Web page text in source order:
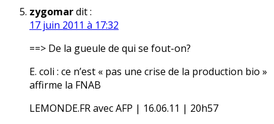
zygomardit :
17 juin 2011 à 17:32
==> De la gueule de qui se fout-on?
E. coli : ce n’est « pas une crise de la production bio »
affirme la FNAB
LEMONDE.FR avec AFP | 16.06.11 | 20h57